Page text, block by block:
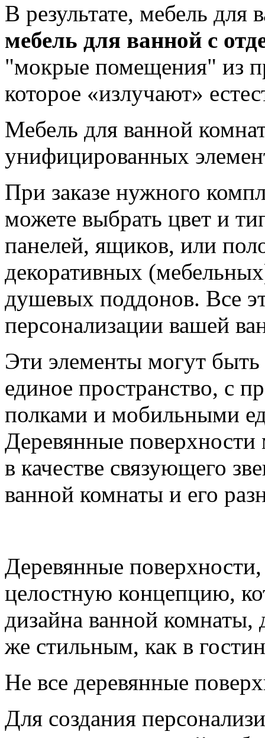
В результате, мебель для
мебель для ванной с
"мокрые помещения" из
которое «излучают»
Мебель для ванной
унифицированных
При заказе нужного
можете выбрать цвет и
панелей, ящиков, или
декоративных
душевых поддонов. Все
персонализации вашей
Эти элементы могут
единое пространство, с
полками и мобильными
Деревянные поверхности
в качестве связующего
ванной комнаты и его
Деревянные
целостную концепцию,
дизайна ванной комнаты,
же стильным, как в
Не все деревянные
Для создания